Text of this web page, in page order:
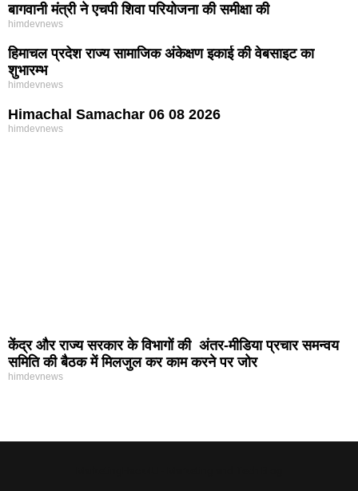
बागवानी मंत्री ने एचपी शिवा परियोजना की समीक्षा की
himdevnews
हिमाचल प्रदेश राज्य सामाजिक अंकेक्षण इकाई की वेबसाइट का
शुभारम्भ
himdevnews
Himachal Samachar 06 08 2026
himdevnews
केंद्र और राज्य सरकार के विभागों की अंतर-मीडिया प्रचार समन्वय
समिति की बैठक में मिलजुल कर काम करने पर जोर
himdevnews